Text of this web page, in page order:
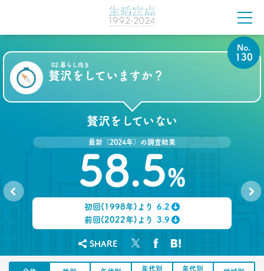
愛される「40代おじさん」の分岐点
生活総研 上席研究員/コピーライター
前沢 裕文
40代おじさんでもすぐ書ける
“モテリプ”の三原則とは？
–日経クロストレンド 連載㉓–
生活総研 上席研究員/コピーライター
おじさんの“発言”が嫌われるワケ
–日経クロストレンド 連載㉒–
生活総研 上席研究員/コピーライター
2022.02.03
02.暮らし向き
贅沢をしていますか？
No.
130
贅沢をしていない
最新（2024年）の調査結果
58.5%
初回(1998年)より
6.2
前回(2022年)より
3.9
SHARE
年代別 年代別